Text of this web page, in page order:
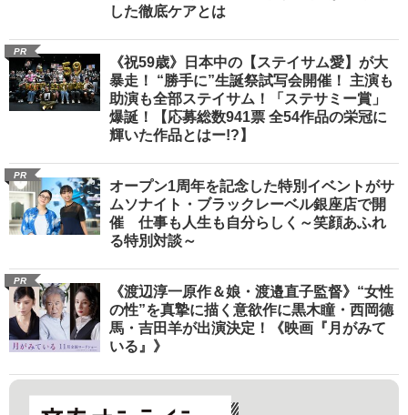
した徹底ケアとは
PR
《祝59歳》日本中の【ステイサム愛】が大
暴走！ “勝手に”生誕祭試写会開催！ 主演も
助演も全部ステイサム！「ステサミー賞」
爆誕！【応募総数941票 全54作品の栄冠に
輝いた作品とはー!?】
PR
オープン1周年を記念した特別イベントがサ
ムソナイト・ブラックレーベル銀座店で開
催 仕事も人生も自分らしく～笑顔あふれ
る特別対談～
PR
《渡辺淳一原作＆娘・渡邉直子監督》“女性
の性”を真摯に描く意欲作に黒木瞳・西岡德
馬・吉田羊が出演決定！《映画『月がみて
いる』》